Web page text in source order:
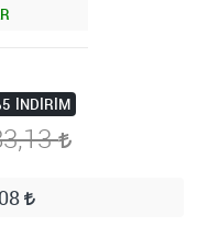
İNDIRIM